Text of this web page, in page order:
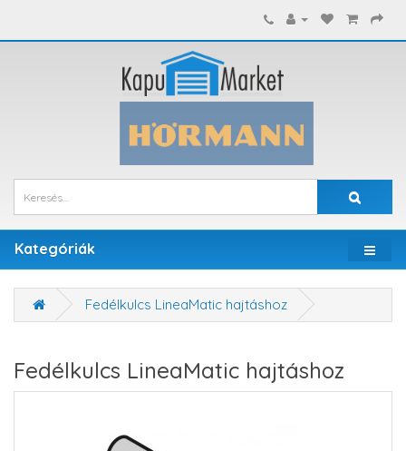
Kategóriák
Fedélkulcs LineaMatic hajtáshoz
Fedélkulcs LineaMatic hajtáshoz